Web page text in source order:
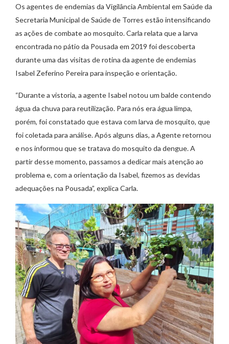
Os agentes de endemias da Vigilância Ambiental em Saúde da
Secretaria Municipal de Saúde de Torres estão intensificando
as ações de combate ao mosquito. Carla relata que a larva
encontrada no pátio da Pousada em 2019 foi descoberta
durante uma das visitas de rotina da agente de endemias
Isabel Zeferino Pereira para inspeção e orientação.
“Durante a vistoria, a agente Isabel notou um balde contendo
água da chuva para reutilização. Para nós era água limpa,
porém, foi constatado que estava com larva de mosquito, que
foi coletada para análise. Após alguns dias, a Agente retornou
e nos informou que se tratava do mosquito da dengue. A
partir desse momento, passamos a dedicar mais atenção ao
problema e, com a orientação da Isabel, fizemos as devidas
adequações na Pousada”, explica Carla.